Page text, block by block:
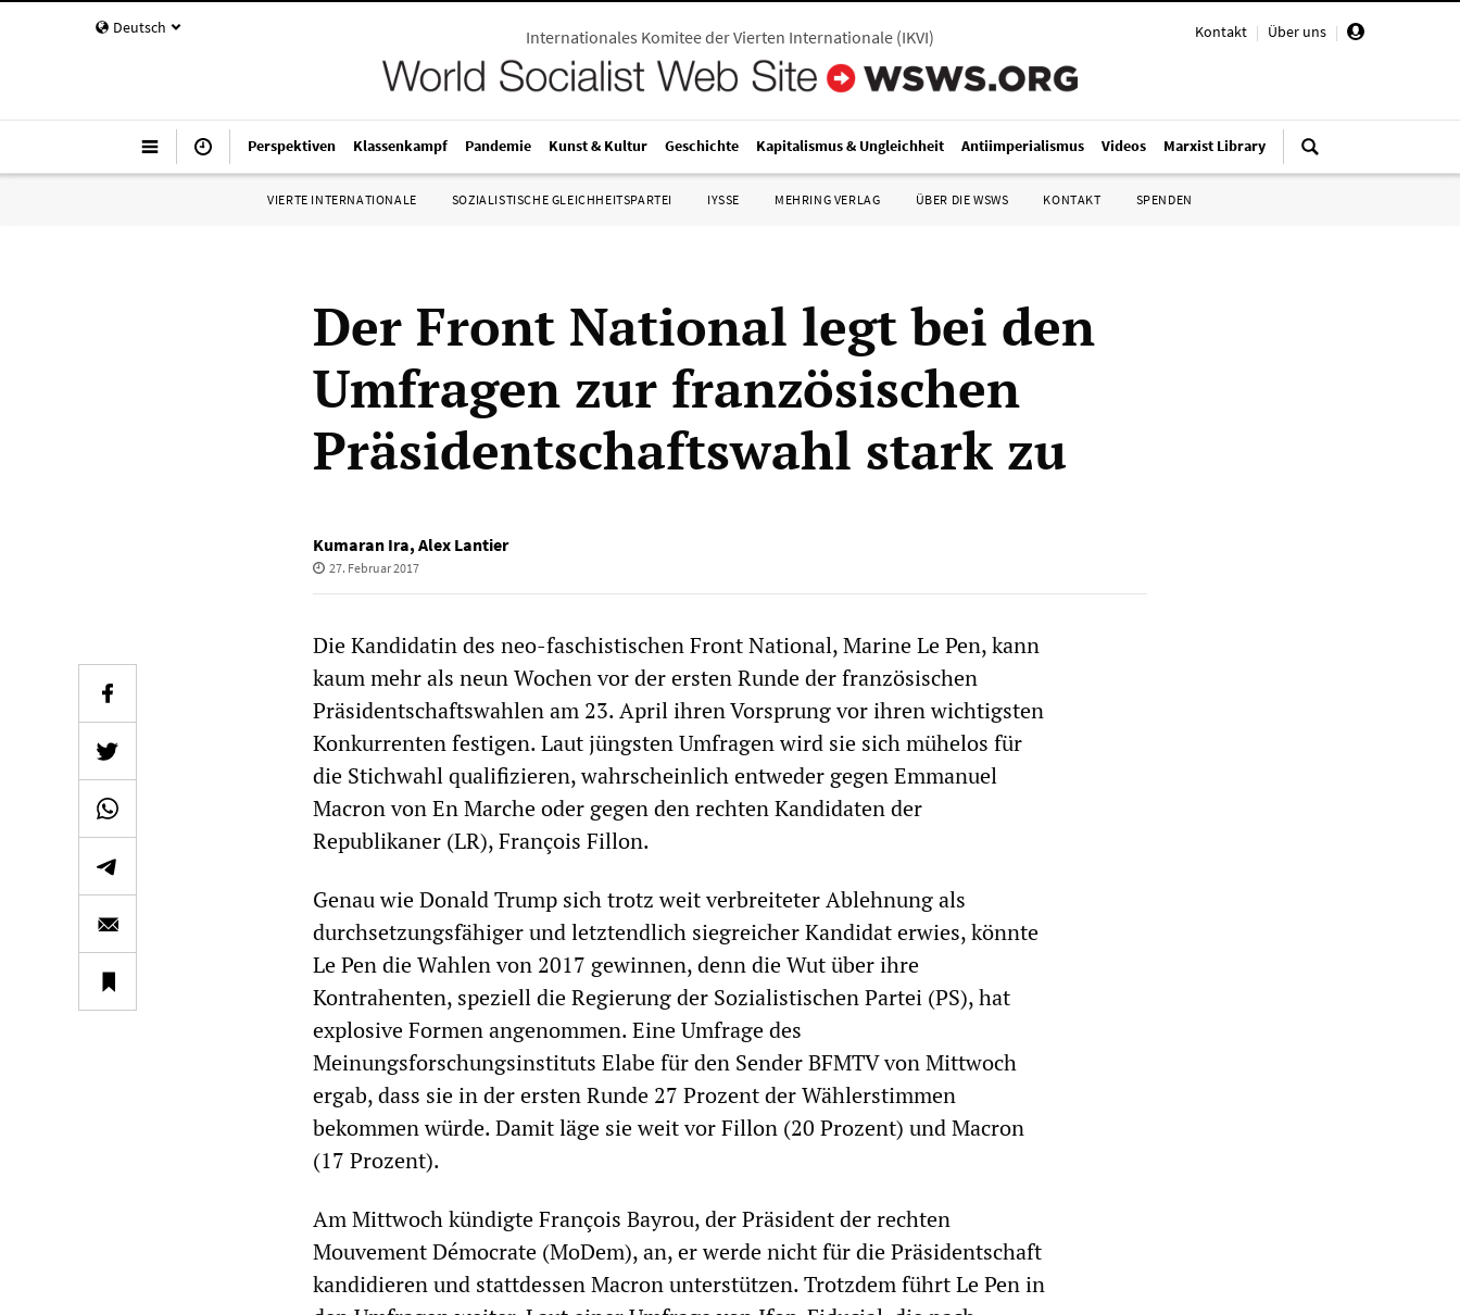
Deutsch Kontakt | Über uns |
Internationales Komitee der Vierten Internationale (IKVI)
Perspektiven Klassenkampf Pandemie Kunst & Kultur Geschichte Kapitalismus & Ungleichheit Antiimperialismus Videos Marxist Library
VIERTE INTERNATIONALE SOZIALISTISCHE GLEICHHEITSPARTEI IYSSE MEHRING VERLAG ÜBER DIE WSWS KONTAKT SPENDEN
Der Front National legt bei den
Umfragen zur französischen
Präsidentschaftswahl stark zu
Kumaran Ira, Alex Lantier
27. Februar 2017
Die Kandidatin des neo-faschistischen Front National, Marine Le Pen, kann
kaum mehr als neun Wochen vor der ersten Runde der französischen
Präsidentschaftswahlen am 23. April ihren Vorsprung vor ihren wichtigsten
Konkurrenten festigen. Laut jüngsten Umfragen wird sie sich mühelos für
die Stichwahl qualifizieren, wahrscheinlich entweder gegen Emmanuel
Macron von En Marche oder gegen den rechten Kandidaten der
Republikaner (LR), François Fillon.
Genau wie Donald Trump sich trotz weit verbreiteter Ablehnung als
durchsetzungsfähiger und letztendlich siegreicher Kandidat erwies, könnte
Le Pen die Wahlen von 2017 gewinnen, denn die Wut über ihre
Kontrahenten, speziell die Regierung der Sozialistischen Partei (PS), hat
explosive Formen angenommen. Eine Umfrage des
Meinungsforschungsinstituts Elabe für den Sender BFMTV von Mittwoch
ergab, dass sie in der ersten Runde 27 Prozent der Wählerstimmen
bekommen würde. Damit läge sie weit vor Fillon (20 Prozent) und Macron
(17 Prozent).
Am Mittwoch kündigte François Bayrou, der Präsident der rechten
Mouvement Démocrate (MoDem), an, er werde nicht für die Präsidentschaft
kandidieren und stattdessen Macron unterstützen. Trotzdem führt Le Pen in